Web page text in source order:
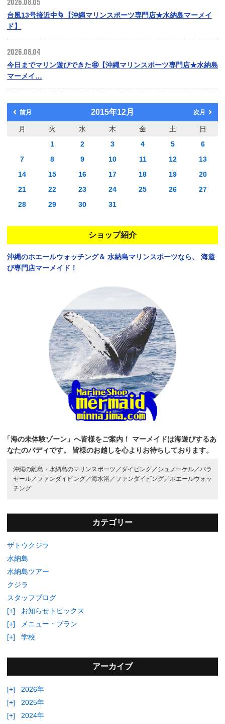
台風13号接近中🌀【沖縄マリンスポーツ専門店★水納島マーメイ
ド】
2026.08.04
今日までマリン遊びできた🤩【沖縄マリンスポーツ専門店★水納島
マーメイ…
前月 2015年12月 次月
月 火 水 木 金 土
日
1
2 3 4 5
6
7
8 9 10 11 12
13
14
15 16 17 18 19
20
21
22 23 24 25 26
27
28
29 30 31
ショップ紹介
沖縄のホエールウォッチング＆ 水納島マリンスポーツなら、
海遊
び専門店マーメイド！
「海の未体験ゾーン」へ皆様をご案内！
マーメイドは海遊びするあ
なたのバディです。
皆様のお越しを心よりお待ちしております。
沖縄の離島・水納島のマリンスポーツ／ ダイビング／ シュノーケル／パラ
セール／ ファンダイビング／海水浴／ ファンダイビング／ホエールウォッ
チング
カテゴリー
ザトウクジラ
水納島
水納島ツアー
クジラ
スタッフブログ
[+]
お知らせトピックス
[+]
メニュー・プラン
[+]
学校
アーカイブ
[+]
2026年
[+]
2025年
[+]
2024年